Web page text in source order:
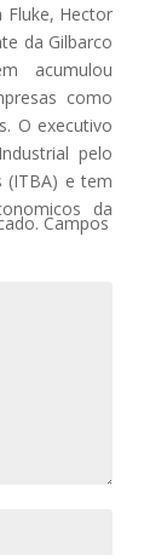
Fluke, Hector
da Gilbarco
acumulou
como
O executivo
pelo
(ITBA) e tem
da
Campos